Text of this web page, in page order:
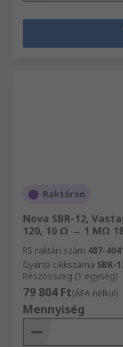
Raktáron
Nova SBR-12,
120, 10 Ω → 1 MΩ
RS raktári szám 487-
Gyártó cikkszáma SBR-
Részösszeg (1 egység)
79 804 Ft(ÁFA nélkül)
Mennyiség